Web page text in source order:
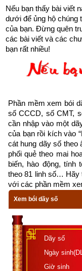
- Dịch vụ mở số tài
- Dịch vụ mở số tài
số): miễn phí
- Dịch vụ mở số tài
- Dịch vụ mở số tài
cả các số chỉ có
ngân hàng khác chỉ
(tối đa 9 số trong
(tối đa 9 số trong
Nam A Bank (tối đa
trong 13 số),
10 số trong 11 số),
số), PVcomBank (tối
Nếu bạn thấy bài viết
dưới để ủng hộ chúng
của bạn. Đừng quên
các bài viết và các
bạn rất nhiều!
Phần mềm xem bói
số CCCD, số CMT,
cần nhập vào một
của bạn rồi kích vào
cát hung dãy số theo
phối quẻ theo mai
biến, hào động, tính
theo 81 linh số… Hãy
với các phần mềm
Xem bói dãy số
Dãy số
Ngày
Giờ sinh